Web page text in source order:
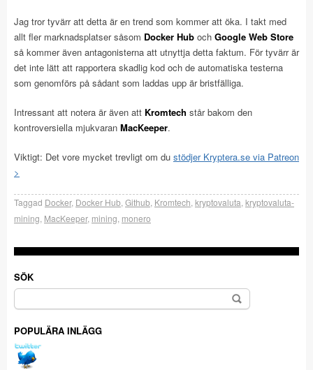
Jag tror tyvärr att detta är en trend som kommer att öka. I takt med
allt fler marknadsplatser såsom Docker Hub och Google Web Store
så kommer även antagonisterna att utnyttja detta faktum. För tyvärr är
det inte lätt att rapportera skadlig kod och de automatiska testerna
som genomförs på sådant som laddas upp är bristfälliga.
Intressant att notera är även att Kromtech står bakom den
kontroversiella mjukvaran MacKeeper.
Viktigt: Det vore mycket trevligt om du stödjer Kryptera.se via Patreon
>
Taggad Docker, Docker Hub Github Kromtech kryptovaluta kryptovaluta-
mining MacKeeper, mining monero
SÖK
Sök
efter:
POPULÄRA INLÄGG